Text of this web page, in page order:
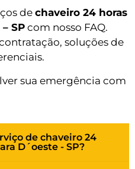
de chaveiro 24 horas
SP com nosso FAQ.
soluções de
sua emergência com
de chaveiro 24
D´oeste - SP?